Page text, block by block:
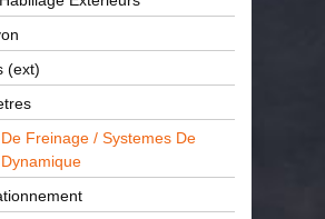
(ext)
Freinage / Systemes De